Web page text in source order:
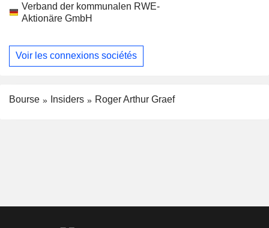
Verband der kommunalen RWE-
Aktionäre GmbH
Voir les connexions sociétés
Bourse Insiders Roger Arthur Graef